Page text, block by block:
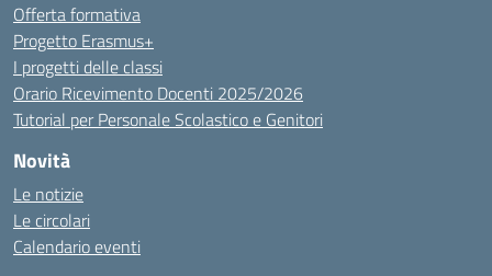
Offerta formativa
Progetto Erasmus+
I progetti delle classi
Orario Ricevimento Docenti 2025/2026
Tutorial per Personale Scolastico e Genitori
Novità
Le notizie
Le circolari
Calendario eventi